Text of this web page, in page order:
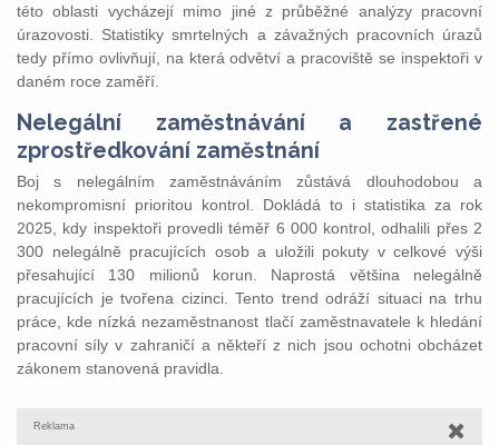
této oblasti vycházejí mimo jiné z průběžné analýzy pracovní
úrazovosti. Statistiky smrtelných a závažných pracovních úrazů
tedy přímo ovlivňují, na která odvětví a pracoviště se inspektoři v
daném roce zaměří.
Nelegální zaměstnávání a zastřené
zprostředkování zaměstnání
Boj s nelegálním zaměstnáváním zůstává dlouhodobou a
nekompromisní prioritou kontrol. Dokládá to i statistika za rok
2025, kdy inspektoři provedli téměř 6 000 kontrol, odhalili přes 2
300 nelegálně pracujících osob a uložili pokuty v celkové výši
přesahující 130 milionů korun. Naprostá většina nelegálně
pracujících je tvořena cizinci. Tento trend odráží situaci na trhu
práce, kde nízká nezaměstnanost tlačí zaměstnavatele k hledání
pracovní síly v zahraničí a někteří z nich jsou ochotni obcházet
zákonem stanovená pravidla.
Reklama